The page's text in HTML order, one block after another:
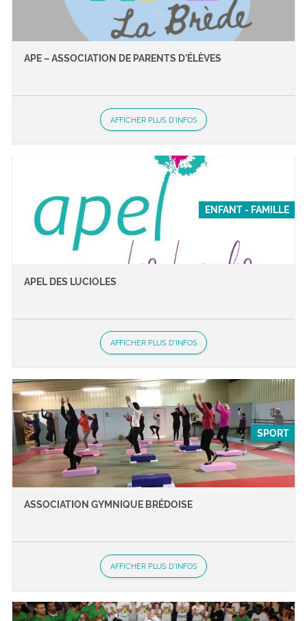
APE – ASSOCIATION DE PARENTS D’ÉLÈVES
AFFICHER PLUS D'INFOS
ENFANT - FAMILLE
APEL DES LUCIOLES
AFFICHER PLUS D'INFOS
SPORT
ASSOCIATION GYMNIQUE BRÉDOISE
AFFICHER PLUS D'INFOS